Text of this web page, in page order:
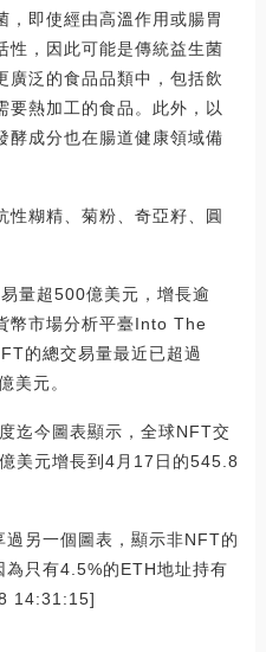
，即使經由高溫作用或腸胃
性，因此可能是傳統益生菌
廣泛的食品品類中，包括飲
要熱加工的食品。此外，以
酵成分也在腸道健康領域備
性糊精、菊粉、奇亞籽、圓
量超500億美元，增長逾
幣市場分析平臺Into The
的總交易量最近已超過
美元。
迄今圖表顯示，全球NFT交
美元增長到4月17日的545.8
另一個圖表，顯示非NFT的
為只有4.5%的ETH地址持有
14:31:15]